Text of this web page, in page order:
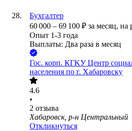
Бухгалтер
60 000 – 69 100 ₽ за месяц, на
Опыт 1-3 года
Выплаты: Два раза в месяц
Гос. корп. КГKУ Центр
населения по г. Хабаровску
4.6
•
2 отзыва
Хабаровск, р-н Центральный
Откликнуться